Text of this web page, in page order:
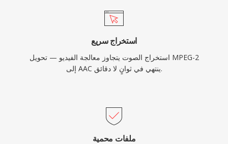
استخراج سريع
استخراج الصوت يتجاوز معالجة الفيديو — تحويل MPEG-2
إلى AAC ينتهي في ثوانٍ لا دقائق.
ملفات محمية